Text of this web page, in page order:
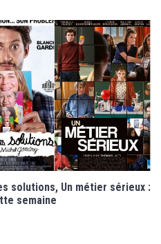
solutions, Un métier sérieux :
semaine